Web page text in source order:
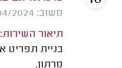
משוב: 18/04/2024
תיאור השירות:
בניית תפריט
מרתון.